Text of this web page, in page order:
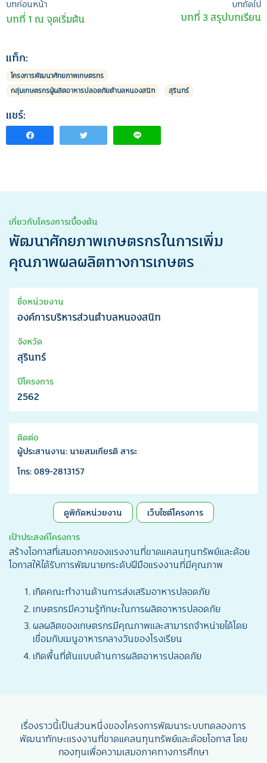
เมนู
นำทาง
เรื่อง
บทก่อนหน้า
บทที่ 1 ณ จุดเริ่มต้น
บทถัดไป
บทที่ 3 สรุปบทเรียน
แท็ก:
โครงการพัฒนาศักยภาพเกษตรกร
กลุ่มเกษตรกรผู้ผลิตอาหารปลอดภัยตำบลหนองสนิท
สุรินทร์
แชร์:
เกี่ยวกับโครงการเบื้องต้น
พัฒนาศักยภาพเกษตรกรในการเพิ่ม
คุณภาพผลผลิตทางการเกษตร
ชื่อหน่วยงาน
องค์การบริหารส่วนตำบลหนองสนิท
จังหวัด
สุรินทร์
ปีโครงการ
2562
ติดต่อ
ผู้ประสานงาน: นายสมเกียรติ สาระ
โทร: 089-2813157
ดูพิกัดหน่วยงาน
เว็บไซต์โครงการ
เป้าประสงค์โครงการ
สร้างโอกาสที่เสมอภาคของแรงงานที่ขาดแคลนทุนทรัพย์และด้อย
โอกาสให้ได้รับการพัฒนายกระดับฝีมือแรงงานที่มีคุณภาพ
เกิดคณะทำงานด้านการส่งเสริมอาหารปลอดภัย
เกษตรกรมีความรู้ทักษะในการผลิตอาหารปลอดภัย
ผลผลิตของเกษตรกรมีคุณภาพและสามารถจำหน่ายได้โดย
เชื่อมกับเมนูอาหารกลางวันของโรงเรียน
เกิดพื้นที่ต้นแบบด้านการผลิตอาหารปลอดภัย
เรื่องราวนี้เป็นส่วนหนึ่งของโครงการพัฒนาระบบทดลองการ
พัฒนาทักษะแรงงานที่ขาดแคลนทุนทรัพย์และด้อยโอกาส โดย
กองทุนเพื่อความเสมอภาคทางการศึกษา